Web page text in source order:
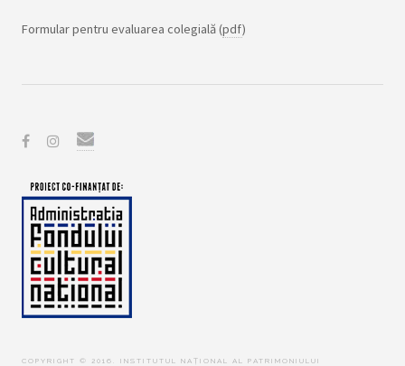
Formular pentru evaluarea colegială (pdf)
COPYRIGHT © 2016. INSTITUTUL NAȚIONAL AL PATRIMONIULUI